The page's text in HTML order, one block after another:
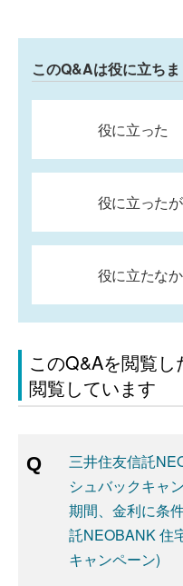
このQ&Aは役に立ちま
役に立った
役に立った
役に立たな
このQ&Aを閲覧
閲覧しています
三井住友信託
シュバックキャ
期間、金利に条
託NEOBANK 住
キャンペーン)